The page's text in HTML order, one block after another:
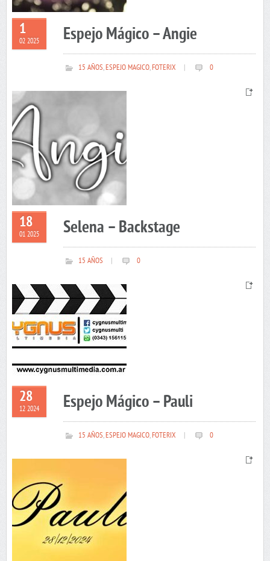
1
02 2025 Espejo Mágico – Angie
15 AÑOS,ESPEJO MAGICO,FOTERIX 0
18
01 2025 Selena – Backstage
15 AÑOS 0
28
12 2024 Espejo Mágico – Pauli
15 AÑOS,ESPEJO MAGICO,FOTERIX 0